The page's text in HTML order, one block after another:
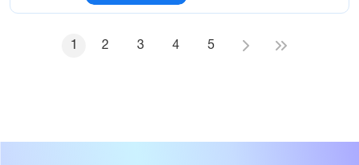
1 2 3 4 5